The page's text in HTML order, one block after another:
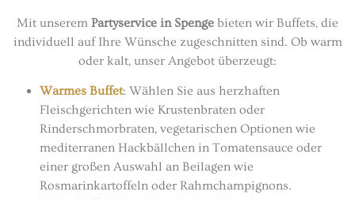
Mit unserem Partyservice in Spenge bieten wir Buffets, die
individuell auf Ihre Wünsche zugeschnitten sind. Ob warm
oder kalt, unser Angebot überzeugt:
Warmes Buffet: Wählen Sie aus herzhaften
Fleischgerichten wie Krustenbraten oder
Rinderschmorbraten, vegetarischen Optionen wie
mediterranen Hackbällchen in Tomatensauce oder
einer großen Auswahl an Beilagen wie
Rosmarinkartoffeln oder Rahmchampignons.